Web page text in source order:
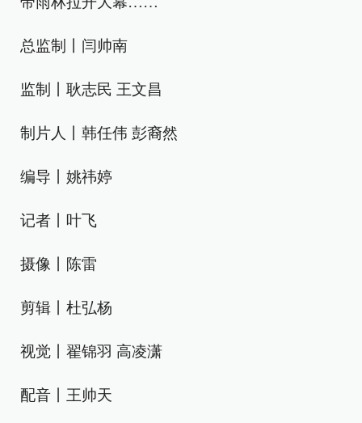
总监制丨闫帅南
监制丨耿志民 王文昌
制片人丨韩任伟 彭裔然
编导丨姚祎婷
记者丨叶飞
摄像丨陈雷
剪辑丨杜弘杨
视觉丨翟锦羽 高凌潇
配音丨王帅天